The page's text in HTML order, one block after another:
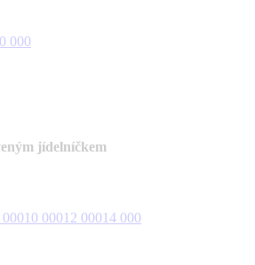
000
jídelníčkem
00010 00012 00014 000